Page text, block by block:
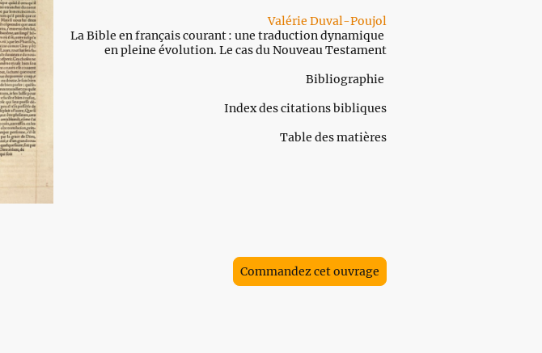
Valérie Duval-Poujol
La Bible en français courant : une traduction dynamique
en pleine évolution. Le cas du Nouveau Testament
Bibliographie
Index des citations bibliques
Table des matières
Commandez cet ouvrage